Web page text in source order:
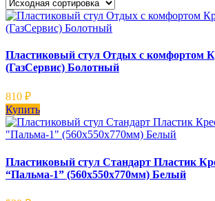
Пластиковый стул Отдых с комфортом
(ГазСервис) Болотный
810 ₽
Купить
Пластиковый стул Стандарт Пластик
“Пальма-1” (560х550х770мм) Белый